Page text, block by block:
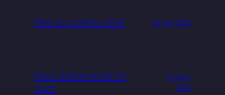
Fête du cinéma 2026 23 juin 2026
Deux événements fin
mars
17 mars
2026